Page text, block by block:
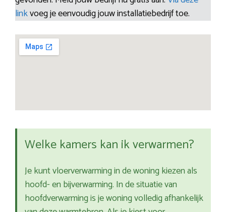
linkvoeg je eenvoudig jouw installatiebedrijf toe.
Welke kamers kan ik verwarmen?
Je kunt vloerverwarming in de woning kiezen als
hoofd- en bijverwarming. In de situatie van
hoofdverwarming is je woning volledig afhankelijk